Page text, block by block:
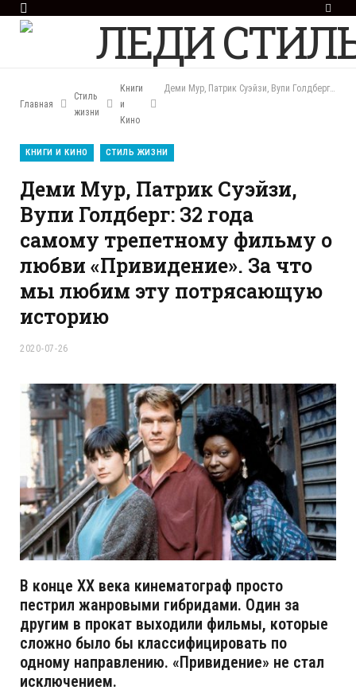
e
Главная
Стиль
жизни
Книги
и
Кино
Деми Мур, Патрик Суэйзи, Вупи Голдберг: З2 года самому трепетному фильму о любви «Привидение». За что мы любим эту потрясающую историю
КНИГИ И КИНО СТИЛЬ ЖИЗНИ
Деми Мур, Патрик Суэйзи,
Вупи Голдберг: З2 года
самому трепетному фильму о
любви «Привидение». За что
мы любим эту потрясающую
историю
2020-07-26
В конце XX века кинематограф просто
пестрил жанровыми гибридами. Один за
другим в прокат выходили фильмы, которые
сложно было бы классифицировать по
одному направлению. «Привидение» не стал
исключением.